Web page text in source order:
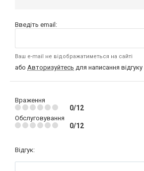
Введіть email:
Ваш e-mail не відображатиметься на сайті
або Авторизуйтесь для написання відгуку
Враження
0/12
Обслуговування
0/12
Відгук: